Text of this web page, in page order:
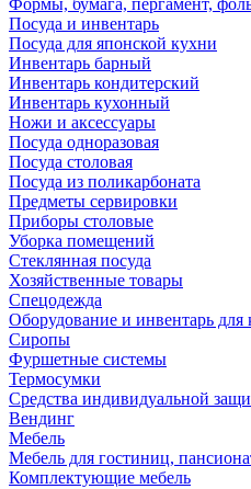
Формы, бумага, пергамент,
Посуда и инвентарь
Посуда для японской кухни
Инвентарь барный
Инвентарь кондитерский
Инвентарь кухонный
Ножи и аксессуары
Посуда одноразовая
Посуда столовая
Посуда из поликарбоната
Предметы сервировки
Приборы столовые
Уборка помещений
Стеклянная посуда
Хозяйственные товары
Спецодежда
Оборудование и инвентарь для
Сиропы
Фуршетные системы
Термосумки
Средства индивидуальной
Вендинг
Мебель
Мебель для гостиниц,
Комплектующие мебель